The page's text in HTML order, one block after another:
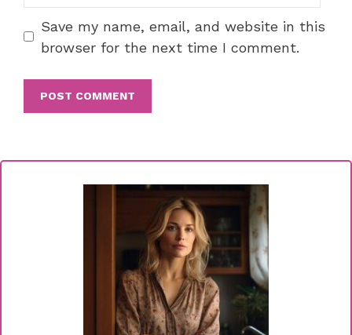
Save my name, email, and website in this
browser for the next time I comment.